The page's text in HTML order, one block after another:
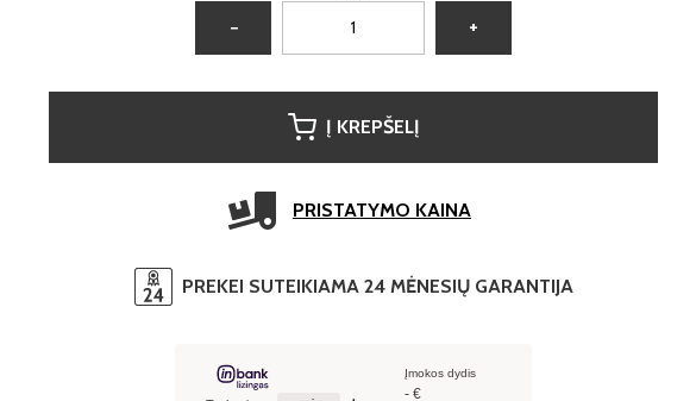
− +
Į KREPŠELĮ
PRISTATYMO KAINA
PREKEI SUTEIKIAMA 24 MĖNESIŲ GARANTIJA